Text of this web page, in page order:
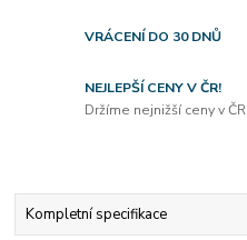
VRÁCENÍ DO 30 DNŮ
NEJLEPŠÍ CENY V ČR!
Držíme nejnižší ceny v ČR
Kompletní specifikace